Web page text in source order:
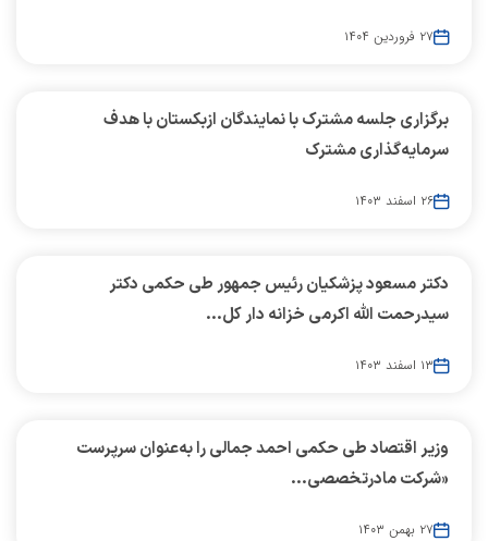
۲۷ فروردین ۱۴۰۴
برگزاری جلسه مشترک با نمایندگان ازبکستان با هدف
سرمایه‌گذاری مشترک
۲۶ اسفند ۱۴۰۳
دکتر مسعود پزشکیان رئیس جمهور طی حکمی دکتر
سیدرحمت الله اکرمی خزانه دار کل...
۱۳ اسفند ۱۴۰۳
وزیر اقتصاد طی حکمی احمد جمالی را به‌عنوان سرپرست
«شرکت مادرتخصصی...
۲۷ بهمن ۱۴۰۳